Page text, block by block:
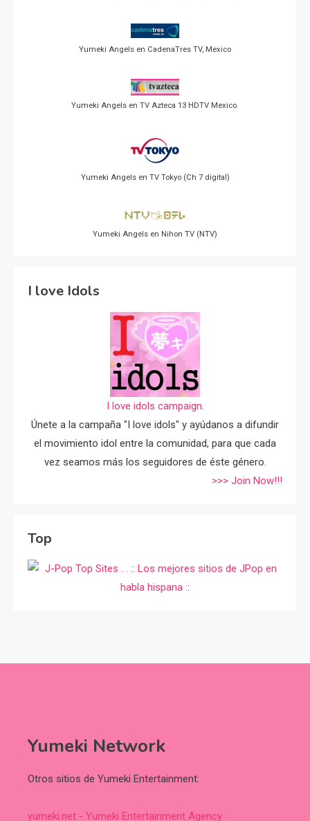
Yumeki Angels en CadenaTres TV, Mexico
Yumeki Angels en TV Azteca 13 HDTV Mexico.
Yumeki Angels en TV Tokyo (Ch 7 digital)
Yumeki Angels en Nihon TV (NTV)
I love Idols
I love idols campaign.
Únete a la campaña "I love idols" y ayúdanos a difundir
el movimiento idol entre la comunidad, para que cada
vez seamos más los seguidores de éste género.
>>> Join Now!!!
Top
Yumeki Network
Otros sitios de Yumeki Entertainment:
yumeki.net - Yumeki Entertainment Agency